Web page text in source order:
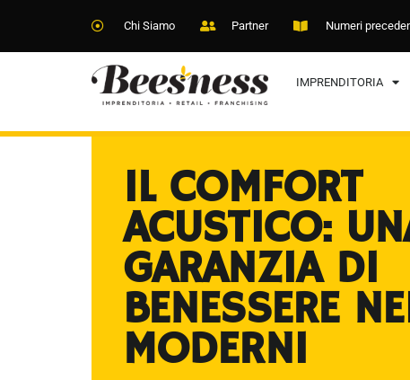
Chi Siamo Partner Numeri
IMPRENDITORIA
IL COMFORT
ACUSTICO:
GARANZIA DI
BENESSERE
MODERNI